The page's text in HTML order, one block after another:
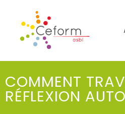
COMMENT
RÉFLEXION